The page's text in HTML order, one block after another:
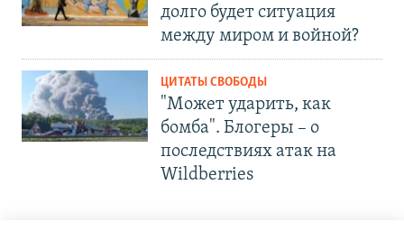
долго будет ситуация
между миром и войной?
ЦИТАТЫ СВОБОДЫ
"Может ударить, как
бомба". Блогеры – о
последствиях атак на
Wildberries